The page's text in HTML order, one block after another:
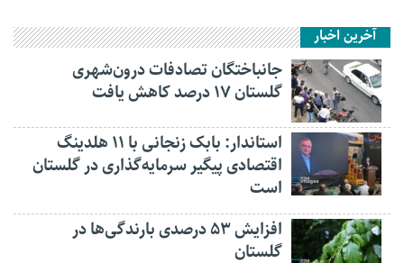
آخرین اخبار
جانباختگان تصادفات درون‌شهری
گلستان ۱۷ درصد کاهش یافت
استاندار: بابک زنجانی با ۱۱ هلدینگ
اقتصادی پیگیر سرمایه‌گذاری در گلستان
است
افزایش ۵۳ درصدی بارندگی‌ها در
گلستان